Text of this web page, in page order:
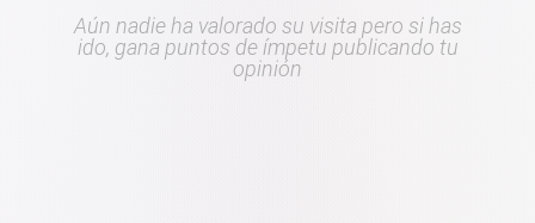
Aún nadie ha valorado su visita pero si has
ido, gana puntos de ímpetu publicando tu
opinión